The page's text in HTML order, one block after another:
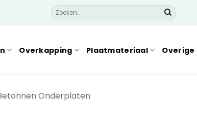
Zoeken
naar:
Overkapping Plaatmateriaal Overige
Onderplaten